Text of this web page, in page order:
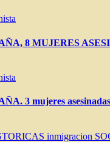
8 MUJERES
3 mujeres
inmigracion